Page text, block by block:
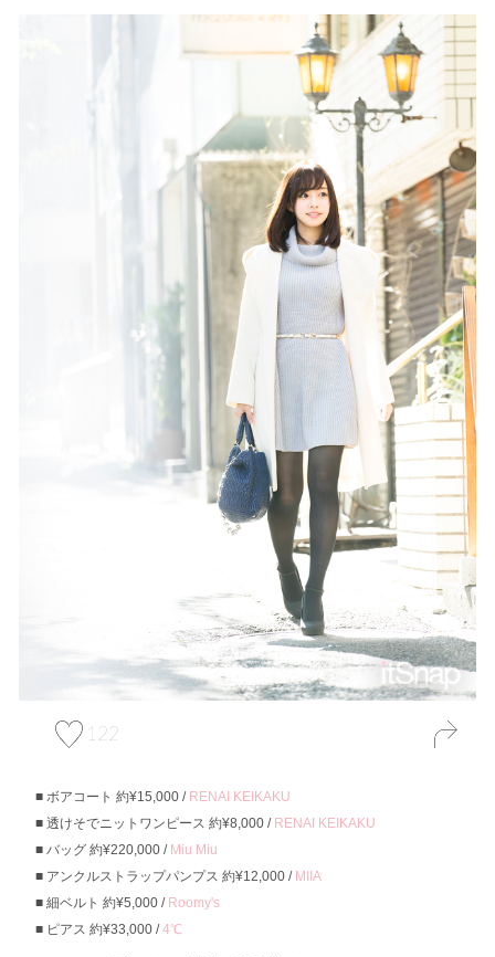
122
ボアコート 約¥15,000 / RENAI KEIKAKU
透けそでニットワンピース 約¥8,000 / RENAI KEIKAKU
バッグ 約¥220,000 / Miu Miu
アンクルストラップパンプス 約¥12,000 / MIIA
細ベルト 約¥5,000 / Roomy's
ピアス 約¥33,000 /4℃